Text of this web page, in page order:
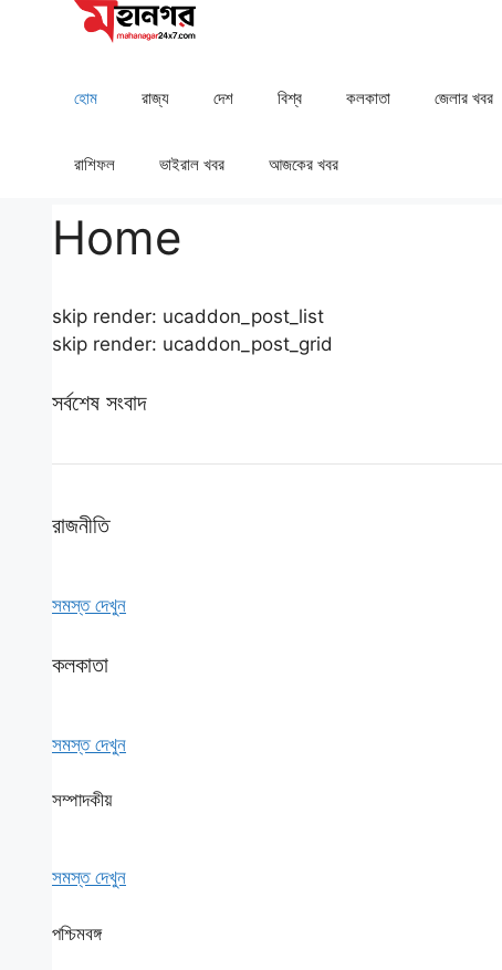
হোম রাজ্য দেশ ⁠বিশ্ব কলকাতা ⁠⁠জেলার খবর
রাশিফল ⁠⁠ভাইরাল খবর আজকের খবর
Home
skip render: ucaddon_post_list
skip render: ucaddon_post_grid
সর্বশেষ সংবাদ
রাজনীতি
সমস্ত দেখুন
কলকাতা
সমস্ত দেখুন
সম্পাদকীয়
সমস্ত দেখুন
পশ্চিমবঙ্গ